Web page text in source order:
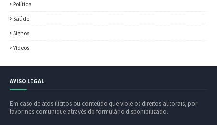
Política
Saúde
Signos
Vídeos
AVISO LEGAL
Em caso de atos ilícitos ou conteúdo que viole os direitos autorais, por
favor nos comunique através do formulário disponibilizado.